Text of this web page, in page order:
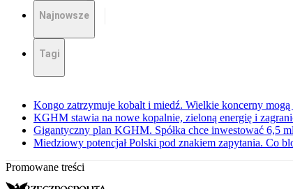
Najnowsze
Tagi
Kongo zatrzymuje kobalt i miedź. Wielkie koncerny
KGHM stawia na nowe kopalnie, zieloną energię i
Gigantyczny plan KGHM. Spółka chce inwestować 6,5
Miedziowy potencjał Polski pod znakiem zapytania. Co
Promowane treści